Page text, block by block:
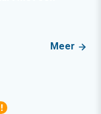
Meer